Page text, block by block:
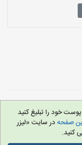
خود را تبلیغ کنید
صفحهدر سایت «لیزر
کنید.